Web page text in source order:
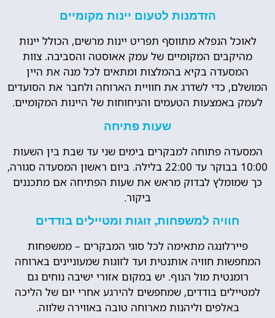
הזדמנות לטעום יינות מקומיים
לאוכל הנפלא מתווסף תפריט יינות מרשים, הכולל יינות
מהיקבים המקומיים של עמק אאוסטה והסביבה. צוות
המסעדה בקיא בהמלצות ומתאים לכל מנה את היין
המושלם, כדי לשדרג את חוויית הארוחה ולחבר את הסועדים
לעמק באמצעות הטעמים והניחוחות של היינות המקומיים.
שעות פתיחה
המסעדה פתוחה למבקרים בימים שני עד שבת בין השעות
10:00 בבוקר עד 22:00 בלילה. ביום ראשון המסעדה סגורה,
כך שמומלץ לבדוק מראש את שעות הפתיחה אם מתכננים
ביקור.
חוויה למשפחות, זוגות ומטיילים בודדים
פיירלונגה מתאימה לכל סוגי המבקרים – ממשפחות
המחפשות חוויה אותנטית ועד לזוגות שמעוניינים בארוחה
רומנטית מול הנוף. יש במקום אזורי ישיבה נוחים גם
למטיילים בודדים, שמחפשים להירגע אחרי יום של הליכה
באלפים וליהנות מארוחה טובה באווירה שלווה.